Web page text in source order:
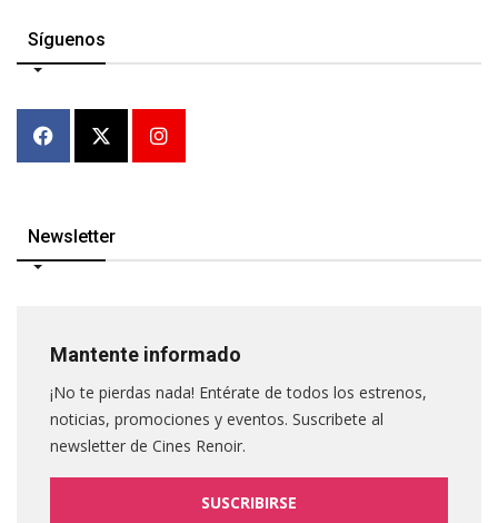
Síguenos
Newsletter
Mantente informado
¡No te pierdas nada! Entérate de todos los estrenos,
noticias, promociones y eventos. Suscribete al
newsletter de Cines Renoir.
SUSCRIBIRSE